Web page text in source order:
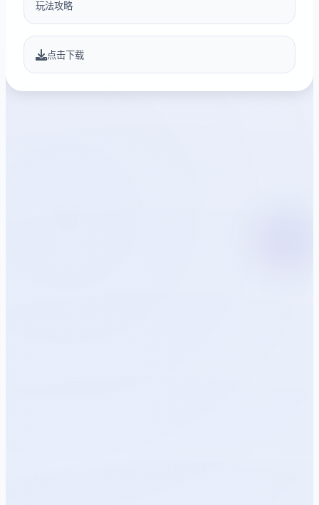
玩法攻略
点击下载